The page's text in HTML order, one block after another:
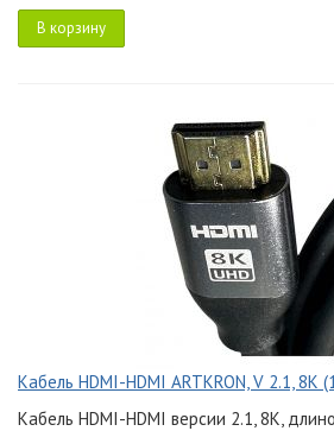
В корзину
Кабель HDMI-HDMI ARTKRON, V 2.1, 8K
Кабель HDMI-HDMI версии 2.1, 8K,